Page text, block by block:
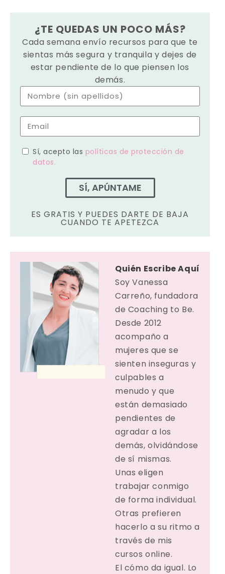
¿TE QUEDAS UN POCO MÁS?
Cada semana envío recursos para que te
sientas más segura y tranquila y dejes de
estar pendiente de lo que piensen los
demás.
Sí, acepto las políticas de protección de
datos.
SÍ, APÚNTAME
ES GRATIS Y PUEDES DARTE DE BAJA
CUANDO TE APETEZCA
Quién Escribe Aquí
Soy Vanessa
Carreño, fundadora
de Coaching to Be.
Desde 2012
acompaño a
mujeres que se
sienten inseguras y
culpables a
menudo y que
están demasiado
pendientes de
agradar a los
demás, olvidándose
de sí mismas.
Unas eligen
trabajar conmigo
de forma individual.
Otras prefieren
hacerlo a su ritmo a
través de mis
cursos online.
El cómo da igual. Lo